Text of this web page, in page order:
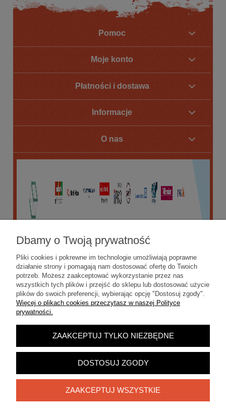
Pomoc
Moje konto
Płatności i dostawa
Informacje
O nas
POKAŻ PEŁNĄ WERSJĘ STRONY
Sklep internetowy Shoper.pl
Dbamy o Twoją prywatność
Pliki cookies i pokrewne im technologie umożliwiają poprawne
działanie strony i pomagają nam dostosować ofertę do Twoich
potrzeb. Możesz zaakceptować wykorzystanie przez nas
wszystkich tych plików i przejść do sklepu lub dostosować użycie
plików do swoich preferencji, wybierając opcję "Dostosuj zgody".
Więcej o plikach cookies przeczytasz w naszej Polityce
prywatności.
ZAAKCEPTUJ TYLKO NIEZBĘDNE
DOSTOSUJ ZGODY
ZAAKCEPTUJ WSZYSTKIE